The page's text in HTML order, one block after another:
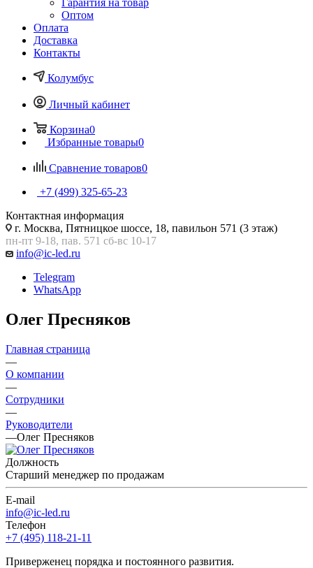
Гарантия на товар
Оптом
Оплата
Доставка
Контакты
Колумбус
Личный кабинет
Корзина0
Избранные товары0
Сравнение товаров0
+7 (499) 325-65-23
Контактная информация
г. Москва, Пятницкое шоссе, 18, павильон 571 (3 этаж)
пн-пт 9-18, пав. 571 сб-вс 10-17
info@ic-led.ru
Telegram
WhatsApp
Олег Пресняков
Главная страница
—
О компании
—
Сотрудники
—
Руководители
—Олег Пресняков
Должность
Старший менеджер по продажам
E-mail
info@ic-led.ru
Телефон
+7 (495) 118-21-11
Приверженец порядка и постоянного развития.